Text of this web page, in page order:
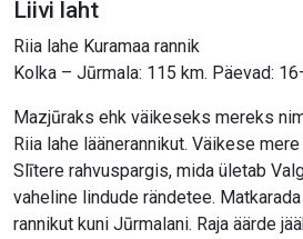
Liivi laht
Riia lahe Kuramaa rannik
Kolka – Jūrmala: 115 km. Päevad:
Mazjūraks ehk väikeseks mereks
Riia lahe läänerannikut. Väikese
Slītere rahvuspargis, mida ületab
vaheline lindude rändetee.
rannikut kuni Jūrmalani. Raja äärde